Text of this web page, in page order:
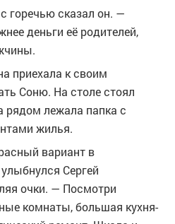
сказал он. —
деньги её родителей,
приехала к своим
Соню. На столе стоял
рядом лежала папка с
жилья.
вариант в
Сергей
очки. — Посмотри
комнаты, большая кухня-